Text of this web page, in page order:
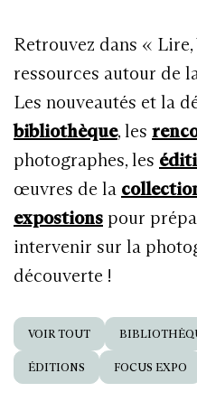
Retrouvez dans « Lire,
ressources autour de
Les nouveautés et la
bibliothèque, les
photographes, les
œuvres de la
expostions pour
intervenir sur la
découverte !
VOIR TOUT
ÉDITIONS FOCUS EXPO